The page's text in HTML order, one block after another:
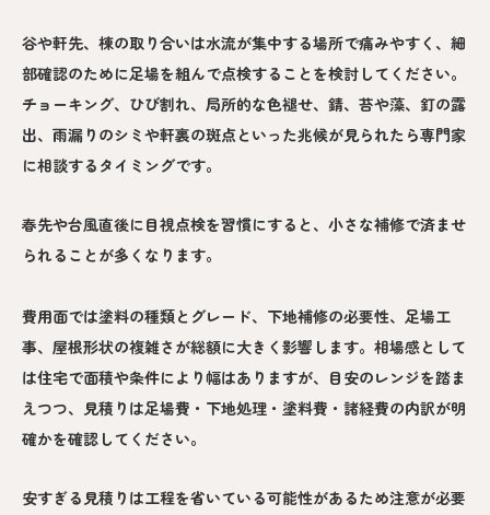
谷や軒先、棟の取り合いは水流が集中する場所で痛みやすく、細
部確認のために足場を組んで点検することを検討してください。
チョーキング、ひび割れ、局所的な色褪せ、錆、苔や藻、釘の露
出、雨漏りのシミや軒裏の斑点といった兆候が見られたら専門家
に相談するタイミングです。
春先や台風直後に目視点検を習慣にすると、小さな補修で済ませ
られることが多くなります。
費用面では塗料の種類とグレード、下地補修の必要性、足場工
事、屋根形状の複雑さが総額に大きく影響します。相場感として
は住宅で面積や条件により幅はありますが、目安のレンジを踏ま
えつつ、見積りは足場費・下地処理・塗料費・諸経費の内訳が明
確かを確認してください。
安すぎる見積りは工程を省いている可能性があるため注意が必要